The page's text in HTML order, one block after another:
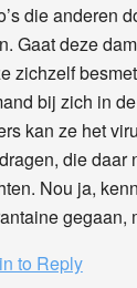
die anderen
Gaat deze
zichzelf
bij zich in
kan ze het
die daar
Nou ja,
gegaan,
to Reply